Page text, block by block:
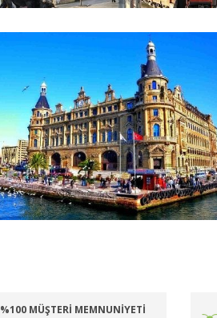
%100 MÜŞTERİ MEMNUNİYETİ